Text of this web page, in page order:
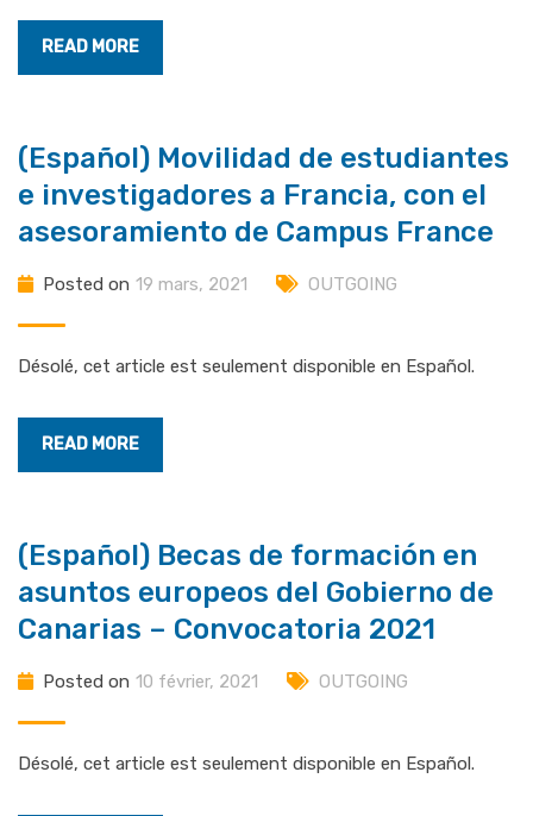
READ MORE
(Español) Movilidad de estudiantes
e investigadores a Francia, con el
asesoramiento de Campus France
Posted on 19 mars, 2021 OUTGOING
Désolé, cet article est seulement disponible en Español.
READ MORE
(Español) Becas de formación en
asuntos europeos del Gobierno de
Canarias – Convocatoria 2021
Posted on 10 février, 2021 OUTGOING
Désolé, cet article est seulement disponible en Español.